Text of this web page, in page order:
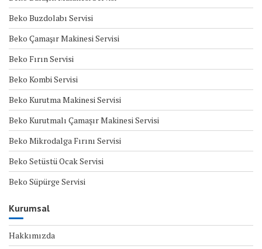
Beko Buzdolabı Servisi
Beko Çamaşır Makinesi Servisi
Beko Fırın Servisi
Beko Kombi Servisi
Beko Kurutma Makinesi Servisi
Beko Kurutmalı Çamaşır Makinesi Servisi
Beko Mikrodalga Fırını Servisi
Beko Setüstü Ocak Servisi
Beko Süpürge Servisi
Kurumsal
Hakkımızda